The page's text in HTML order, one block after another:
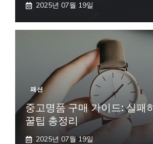
2025년 07월 19일
패션
중고명품 구매 가이드: 실패
꿀팁 총정리
2025년 07월 19일